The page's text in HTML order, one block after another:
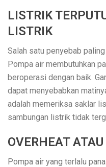
LISTRIK
LISTRIK
Salah satu penyebab
Pompa air membutuhkan
beroperasi dengan baik.
dapat menyebabkan
adalah memeriksa saklar
sambungan listrik tidak
OVERHEAT
Pompa air yang terlalu